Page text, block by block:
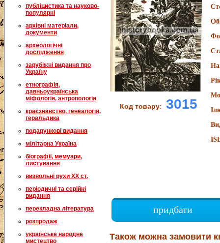
публіцистика та науково-
популярні
архівні матеріали,
документи
археологічні
дослідження
зарубіжні видання про
Україну
етнографія,
давньоукраїнська
міфологія, антропологія
краєзнавство, генеалогія,
геральдика
подарункові видання
мілітарна Україна
біографії, мемуари,
листування
визвольні рухи XX ст.
періодичні та серійні
видання
перекладна література
розпродаж
українське народне
мистецтво
Код товару: 3015
придбати
Також можна замовити